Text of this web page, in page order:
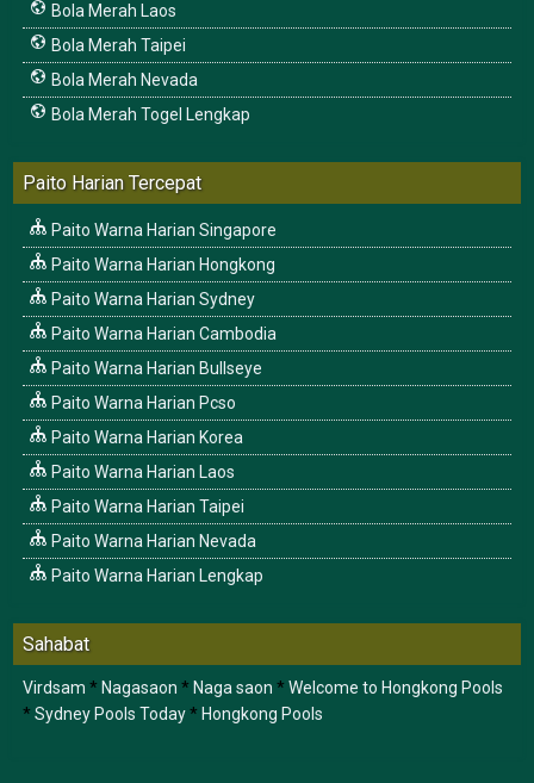
Bola Merah Laos
Bola Merah Taipei
Bola Merah Nevada
Bola Merah Togel Lengkap
Paito Harian Tercepat
Paito Warna Harian Singapore
Paito Warna Harian Hongkong
Paito Warna Harian Sydney
Paito Warna Harian Cambodia
Paito Warna Harian Bullseye
Paito Warna Harian Pcso
Paito Warna Harian Korea
Paito Warna Harian Laos
Paito Warna Harian Taipei
Paito Warna Harian Nevada
Paito Warna Harian Lengkap
Sahabat
Virdsam * Nagasaon * Naga saon * Welcome to Hongkong Pools
* Sydney Pools Today* Hongkong Pools